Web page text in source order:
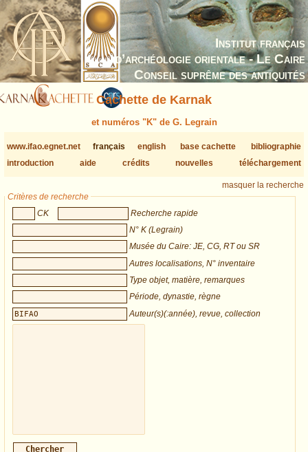
Institut français
d’archéologie orientale - Le Caire
Conseil suprême des antiquités
Cachette de Karnak
et numéros "K" de G. Legrain
www.ifao.egnet.net français english base cachette
bibliographie
introduction
aide crédits nouvelles téléchargement
masquer la recherche
Critères de recherche
CK
Recherche rapide
N° K (Legrain)
Musée du Caire: JE, CG, RT ou SR
Autres localisations, N° inventaire
Type objet, matière, remarques
Période, dynastie, règne
Auteur(s)(:année), revue, collection